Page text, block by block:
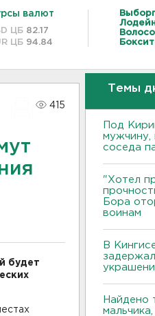
валют
ЦБ 82.17
ЦБ 94.84
415
будет
Темы
Под
мужчину,
соседа
"Хотел
Бора
воинам
В
Найдено